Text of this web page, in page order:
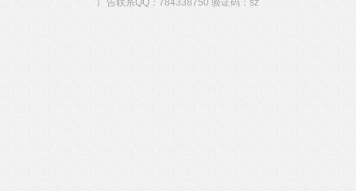
广告联系QQ：784338750 验证码：sz